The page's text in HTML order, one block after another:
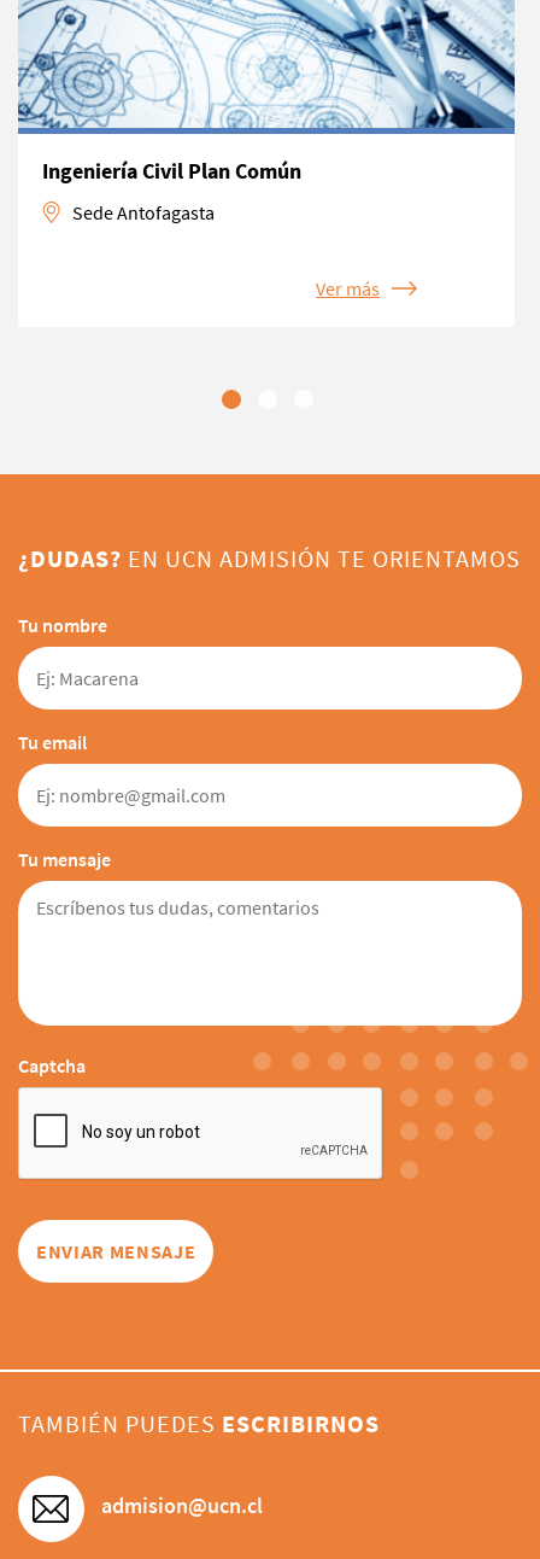
Ingeniería Civil Plan Común
Sede Antofagasta
Ver más
¿DUDAS? EN UCN ADMISIÓN TE ORIENTAMOS
Tu nombre
Tu email
Tu mensaje
Captcha
TAMBIÉN PUEDES ESCRIBIRNOS
admision@ucn.cl